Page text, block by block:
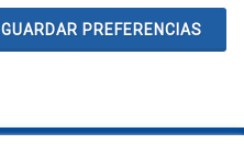
GUARDAR PREFERENCIAS